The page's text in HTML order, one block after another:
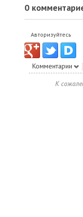
0
Авторизуйтесь
Комментарии
К